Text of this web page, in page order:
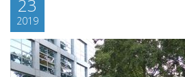
23
2019